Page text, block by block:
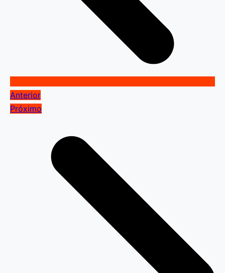
Anterior
Próximo